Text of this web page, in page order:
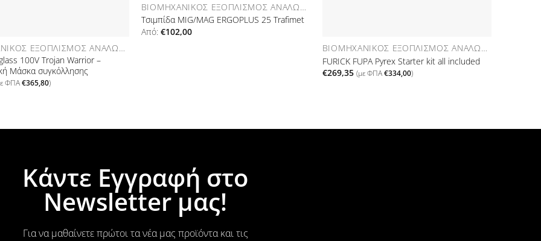
ΒΙΟΜΗΧΑΝΙΚΌΣ ΕΞΟΠΛΙΣΜΌΣ ΑΝΑΛΏΣΙΜΑ
100V Trojan Warrior –
Μάσκα συγκόλλησης
ΦΠΑ €365,80)
ΒΙΟΜΗΧΑΝΙΚΌΣ ΕΞΟΠΛΙΣΜΌΣ ΑΝΑΛΏΣΙΜΑ
Τσιμπίδα MIG/MAG ERGOPLUS 25 Trafimet
Από: €102,00
ΒΙΟΜΗΧΑΝΙΚΌΣ ΕΞΟΠΛΙΣΜΌΣ ΑΝΑΛΏΣΙΜΑ
FURICK FUPA Pyrex Starter kit all included
€269,35 (με ΦΠΑ €334,00)
Κάντε Εγγραφή στο
Newsletter μας!
Για να μαθαίνετε πρώτοι τα νέα μας προϊόντα και τις